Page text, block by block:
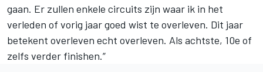
gaan. Er zullen enkele circuits zijn waar ik in het
verleden of vorig jaar goed wist te overleven. Dit jaar
betekent overleven echt overleven. Als achtste, 10e of
zelfs verder finishen.”